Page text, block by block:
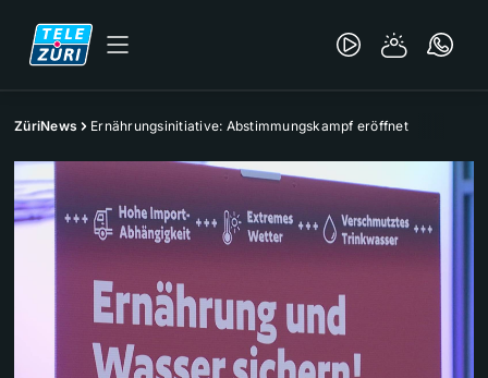
ZüriNews Ernährungsinitiative: Abstimmungskampf eröffnet